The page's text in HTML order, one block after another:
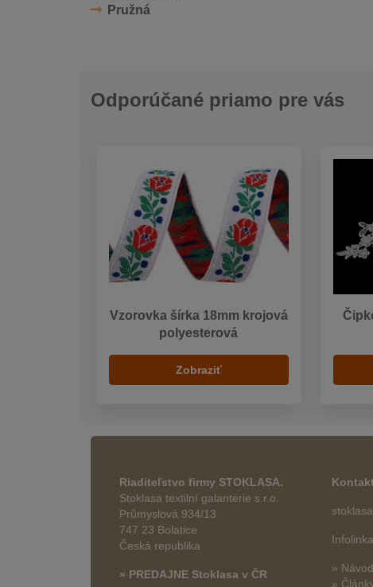
Pružná
Odporúčané priamo pre vás
Vzorovka šírka 18mm krojová
polyesterová
Zobraziť
Riaditeľstvo firmy STOKLASA.
Stoklasa textilní galanterie s.r.o.
Průmyslová 934/13
747 23 Bolatice
Česká republika
» PREDAJNE Stoklasa v ČR
»
»